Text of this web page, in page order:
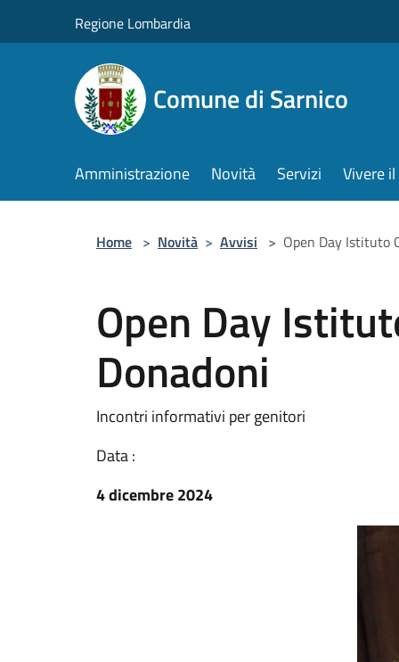
Regione Lombardia
Comune di Sarnico
Amministrazione Novità Servizi Vivere
Home > Novità > Avvisi > Open Day Istituto
Open Day
Donadoni
Incontri informativi per genitori
Data :
4 dicembre 2024